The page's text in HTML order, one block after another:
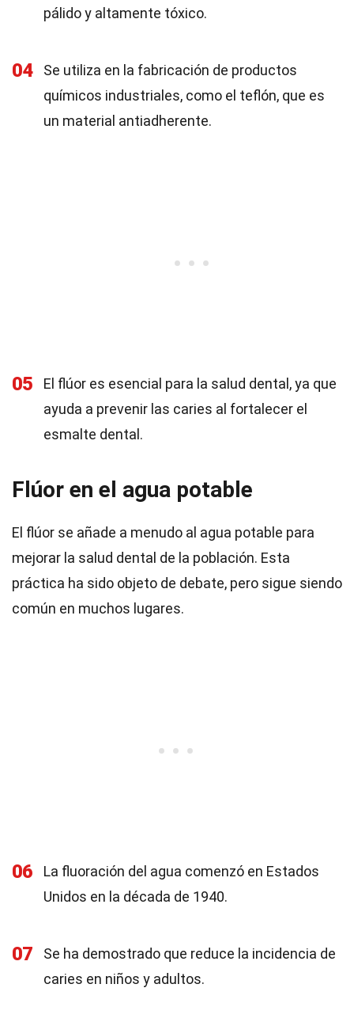
pálido y altamente tóxico.
04
Se utiliza en la fabricación de productos
químicos industriales, como el teflón, que es
un material antiadherente.
05
El flúor es esencial para la salud dental, ya que
ayuda a prevenir las caries al fortalecer el
esmalte dental.
Flúor en el agua potable
El flúor se añade a menudo al agua potable para
mejorar la salud dental de la población. Esta
práctica ha sido objeto de debate, pero sigue siendo
común en muchos lugares.
06
La fluoración del agua comenzó en Estados
Unidos en la década de 1940.
07
Se ha demostrado que reduce la incidencia de
caries en niños y adultos.